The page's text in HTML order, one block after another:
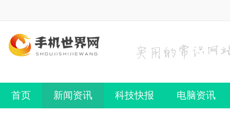
首页 新闻资讯 科技快报 电脑资讯